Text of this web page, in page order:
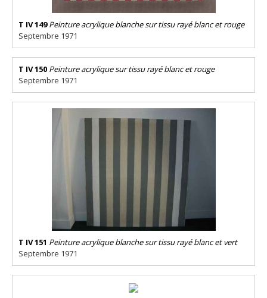
T IV 149 Peinture acrylique blanche sur tissu rayé blanc et rouge
Septembre 1971
T IV 150 Peinture acrylique sur tissu rayé blanc et rouge
Septembre 1971
T IV 151 Peinture acrylique blanche sur tissu rayé blanc et vert
Septembre 1971